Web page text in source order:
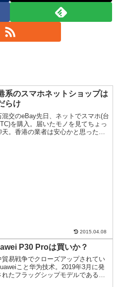
系のスマホネットショップは
らけ
混交のeBay先日、ネットでスマホ(台
を購入。届いたモノを見てちょっ
天。香港の業者は安心かと思った
2015.04.08
P30 Proは買いか？
貿易戦争でクローズアップされてい
こと华为技术。2019年3月に発
れたフラッグシップモデルである